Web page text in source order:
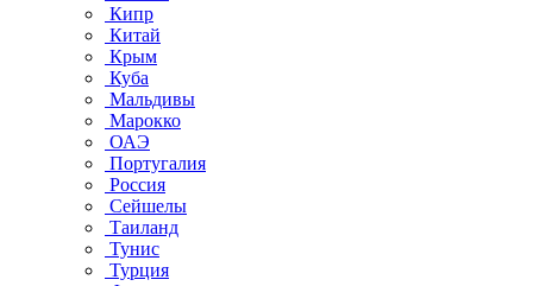
Кипр
Китай
Крым
Куба
Мальдивы
Марокко
ОАЭ
Португалия
Россия
Сейшелы
Таиланд
Тунис
Турция